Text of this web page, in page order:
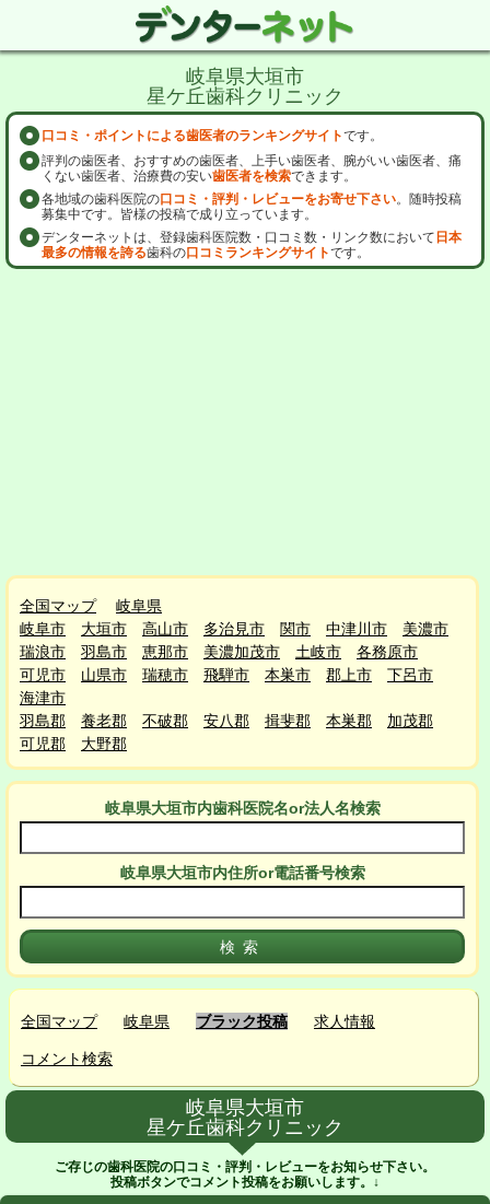
岐阜県大垣市
星ケ丘歯科クリニック
口コミ・ポイントによる歯医者のランキングサイトです。
評判の歯医者、おすすめの歯医者、上手い歯医者、腕がいい歯医者、痛
くない歯医者、治療費の安い歯医者を検索できます。
各地域の歯科医院の口コミ・評判・レビューをお寄せ下さい。随時投稿
募集中です。皆様の投稿で成り立っています。
デンターネットは、登録歯科医院数・口コミ数・リンク数において 日本
最多の情報を誇る歯科の口コミランキングサイトです。
全国マップ
岐阜県
岐阜市
大垣市 高山市 多治見市 関市 中津川市
美濃市
瑞浪市
羽島市 恵那市 美濃加茂市 土岐市
各務原市
可児市
山県市 瑞穂市 飛騨市 本巣市 郡上市
下呂市
海津市
羽島郡
養老郡 不破郡 安八郡 揖斐郡 本巣郡
加茂郡
可児郡
大野郡
岐阜県大垣市内歯科医院名or法人名検索
岐阜県大垣市内住所or電話番号検索
全国マップ 岐阜県 ブラック投稿 求人情報
コメント検索
岐阜県大垣市
星ケ丘歯科クリニック
ご存じの歯科医院の口コミ・評判・レビューをお知らせ下さい。
投稿ボタンでコメント投稿をお願いします。↓